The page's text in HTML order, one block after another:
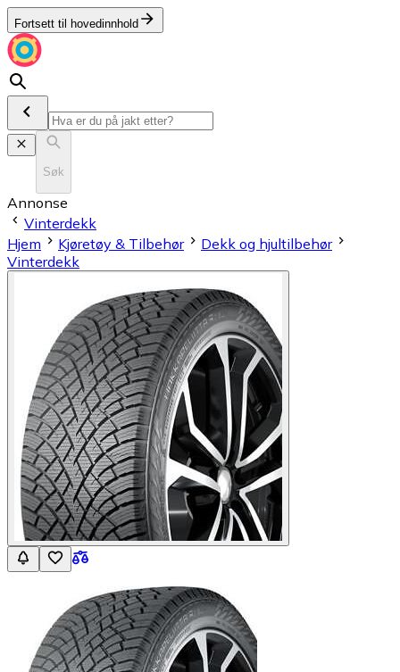
Fortsett til hovedinnhold
Søk
Annonse
Vinterdekk
Hjem
Kjøretøy & Tilbehør
Dekk og hjultilbehør
Vinterdekk